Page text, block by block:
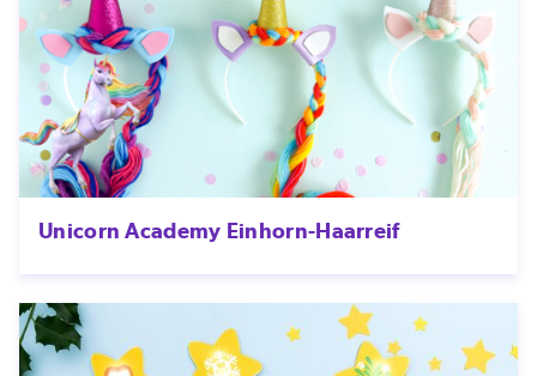
Unicorn Academy Einhorn-Haarreif